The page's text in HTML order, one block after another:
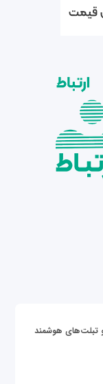
تبلت‌های هوشمند